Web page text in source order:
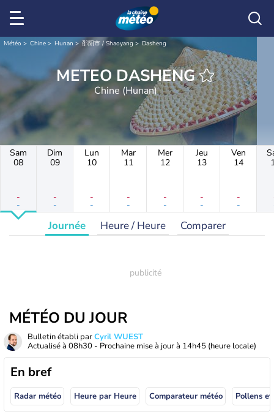
Météo Chine Hunan 邵阳市 / Shaoyang Dasheng
METEO DASHENG
Chine (Hunan)
Sam
08
-
-
Dim
09
-
-
Lun
10
-
-
Mar
11
-
-
Mer
12
-
-
Jeu
13
-
-
Ven
14
-
-
Journée Heure / Heure Comparer
MÉTÉO DU JOUR
Bulletin établi parCyril WUEST
Actualisé à 08h30 - Prochaine mise à jour à 14h45 (heure locale)
En bref
Radar météo Heure par Heure Comparateur météo Pollens